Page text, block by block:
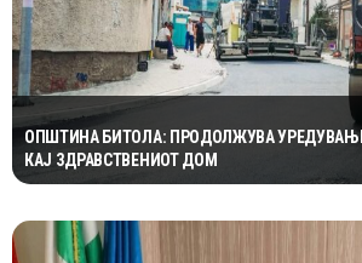
ОПШТИНА БИТОЛА: ПРОДОЛЖУВА
КАЈ ЗДРАВСТВЕНИОТ ДОМ